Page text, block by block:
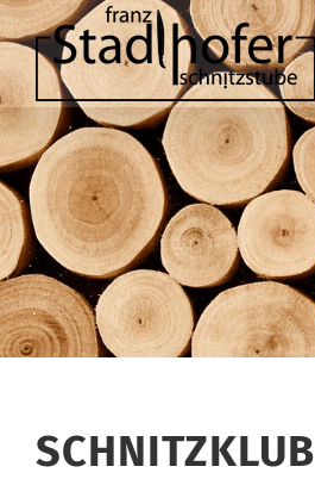
Zum
Inhalt
springen